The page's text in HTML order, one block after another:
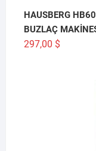
HAUSBERG
BUZLAÇ
297,00 $